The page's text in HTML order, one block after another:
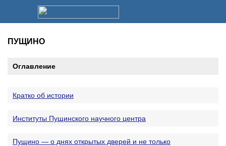
ПУЩИНО
Оглавление
Кратко об истории
Институты Пущинского научного центра
Пущино — о днях открытых дверей и не только